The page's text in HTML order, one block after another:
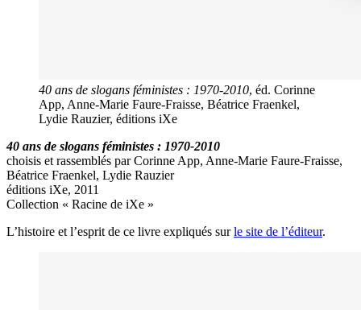
40 ans de slogans féministes : 1970-2010, éd. Corinne
App, Anne-Marie Faure-Fraisse, Béatrice Fraenkel,
Lydie Rauzier, éditions iXe
40 ans de slogans féministes : 1970-2010
choisis et rassemblés par Corinne App, Anne-Marie Faure-Fraisse,
Béatrice Fraenkel, Lydie Rauzier
éditions iXe, 2011
Collection « Racine de iXe »
L’histoire et l’esprit de ce livre expliqués surle site de l’éditeur.